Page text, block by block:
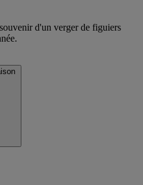
d'un verger de figuiers